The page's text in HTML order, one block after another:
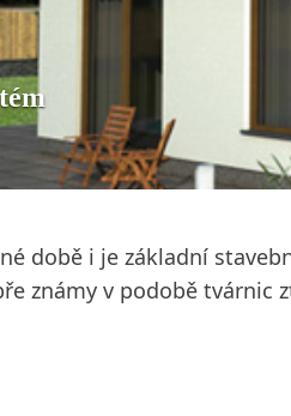
době i je základní
známy v podobě